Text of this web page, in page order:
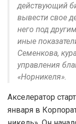
действующий
вывести свое
него под
иные
Семенкова,
управления
«Норникеля».
Акселератор
января в